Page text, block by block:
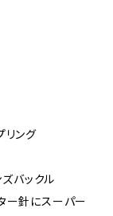
ング
バックル
針にスーパー